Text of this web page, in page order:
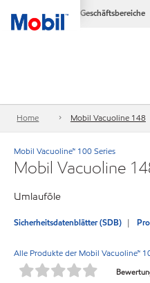
Geschäftsbereiche
Home Mobil Vacuoline 148
Mobil Vacuoline™ 100 Series
Mobil Vacuoline
Umlauföle
Sicherheitsdatenblätter (SDB)
Alle Produkte der Mobil Vacuoline™